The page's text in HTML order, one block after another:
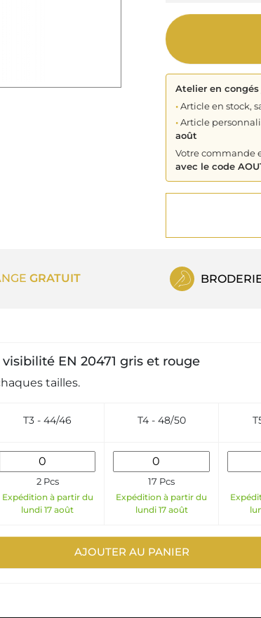
Atelier en
•Article en stock,
•Article
août
Votre commande
avec le code
GRATUIT
EN 20471 gris et rouge
tailles.
T3 - 44/46 T4 - 48/50
2 Pcs
Expédition à partir du
lundi 17 août
17 Pcs
Expédition à partir du
lundi 17 août
AJOUTER AU PANIER